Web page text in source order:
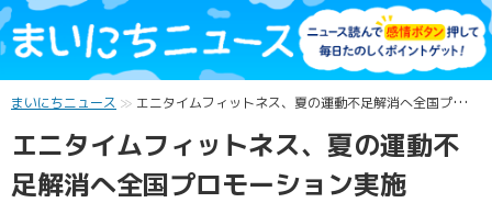
まいにちニュース エニタイムフィットネス、夏の運動不足解消へ全国プロモーション実施
エニタイムフィットネス、夏の運動不
足解消へ全国プロモーション実施